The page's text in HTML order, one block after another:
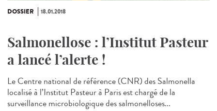
DOSSIER 18.01.2018
Salmonellose : l’Institut Pasteur
a lancé l’alerte !
Le Centre national de référence (CNR) des Salmonella
localisé à l’Institut Pasteur à Paris est chargé de la
surveillance microbiologique des salmonelloses...